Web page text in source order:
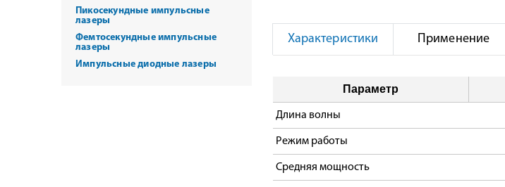
Характеристики Применение
Параметр
Длина волны
Режим работы
Средняя мощность
Пикосекундные импульсные
лазеры
Фемтосекундные импульсные
лазеры
Импульсные диодные лазеры